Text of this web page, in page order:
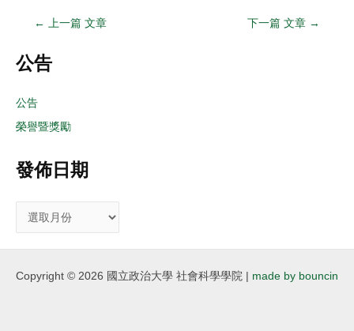
← 上一篇 文章 下一篇 文章 →
公告
公告
榮譽暨獎勵
發佈日期
Copyright © 2026 國立政治大學 社會科學學院 | made by bouncin